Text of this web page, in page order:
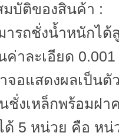
บัติของสินค้า :
ารถชั่งน้ำหนักได้
ค่าละเอียด
จอแสดงผลเป็นตั
ชั่งเหล็กพร้อมฝา
ด้ 5 หน่วย คือ หน่